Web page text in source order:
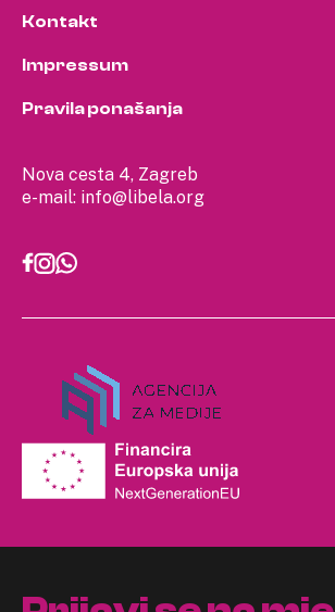
Nova cesta 4, Zagreb
e-mail: info@libela.org
Kontakt
Impressum
Pravila ponašanja